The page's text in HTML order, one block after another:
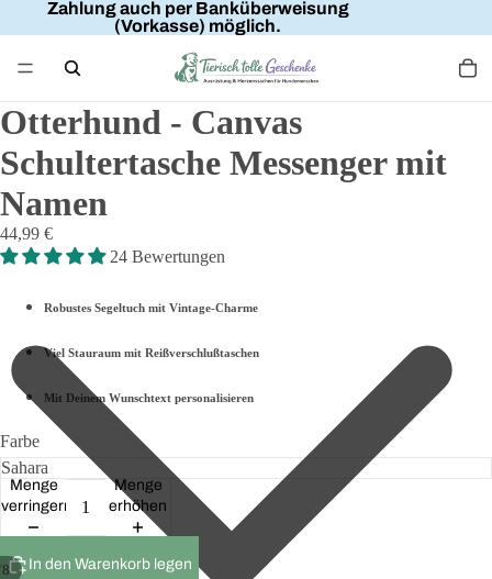
Zahlung auch per Banküberweisung
(Vorkasse) möglich.
8
Otterhund - Canvas
Schultertasche Messenger mit
Namen
44,99 €
24 Bewertungen
Robustes Segeltuch mit Vintage-Charme
Viel Stauraum mit Reißverschlußtaschen
Mit Deinem Wunschtext personalisieren
Farbe
Menge
verringern
Menge
erhöhen
In den Warenkorb legen